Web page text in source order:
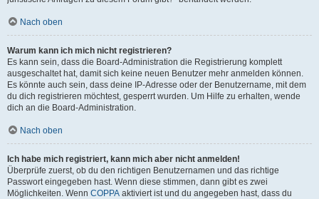
Nach oben
Warum kann ich mich nicht registrieren?
Es kann sein, dass die Board-Administration die Registrierung komplett
ausgeschaltet hat, damit sich keine neuen Benutzer mehr anmelden können.
Es könnte auch sein, dass deine IP-Adresse oder der Benutzername, mit dem
du dich registrieren möchtest, gesperrt wurden. Um Hilfe zu erhalten, wende
dich an die Board-Administration.
Nach oben
Ich habe mich registriert, kann mich aber nicht anmelden!
Überprüfe zuerst, ob du den richtigen Benutzernamen und das richtige
Passwort eingegeben hast. Wenn diese stimmen, dann gibt es zwei
Möglichkeiten. Wenn COPPA aktiviert ist und du angegeben hast, dass du